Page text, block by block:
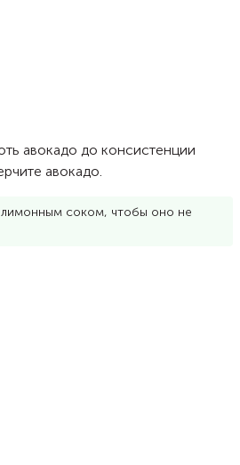
авокадо до консистенции
авокадо.
лимонным соком, чтобы оно не